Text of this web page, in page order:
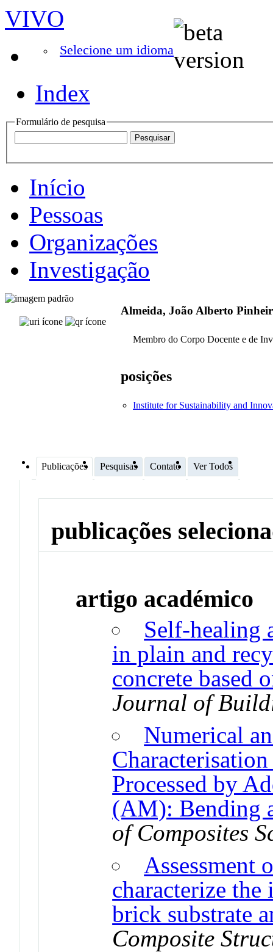
VIVO
Selecione um idioma
Index
Formulário de pesquisa
Início
Pessoas
Organizações
Investigação
Almeida, João Alberto
Membro do Corpo Docente e de
posições
Institute for Sustainability and
Publicações Pesquisas Contato Ver Todos
publicações
artigo académico
Self-healing
in plain and
concrete based
Journal of
Numerical
Processed by
(AM): Bending
of Composites
Assessment
characterize the
brick substrate
Composite